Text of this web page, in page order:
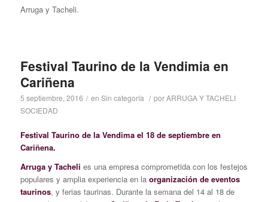
Arruga y Tacheli.
Festival Taurino de la Vendimia en
Cariñena
5 septiembre, 2016 / en Sin categoría / porARRUGA Y TACHELI
SOCIEDAD
Festival Taurino de la Vendima el 18 de septiembre en
Cariñena.
Arruga y Tacheli es una empresa comprometida con los festejos
populares y amplia experiencia en la organización de eventos
taurinos, y ferias taurinas. Durante la semana del 14 al 18 de